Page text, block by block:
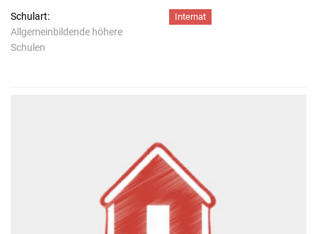
Schulart:
Allgemeinbildende höhere
Schulen
Internat